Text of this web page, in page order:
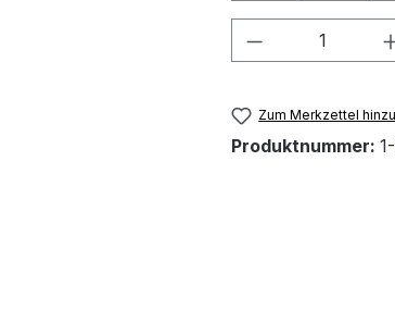
Produkt
Zum Merkzettel
Produktnummer: